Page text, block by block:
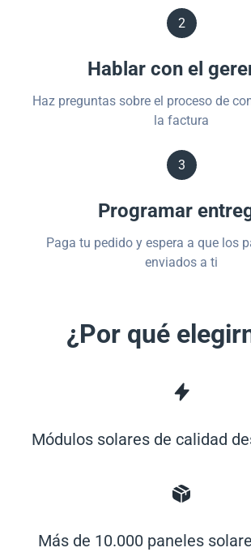
2
Hablar con el
Haz preguntas sobre el proceso de
la factura
3
Programar
Paga tu pedido y espera a que los
enviados a ti
¿Por qué
Módulos solares de calidad
Más de 10.000 paneles